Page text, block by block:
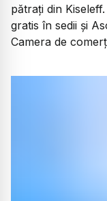
pătrați din
gratis în sedii și
Camera de